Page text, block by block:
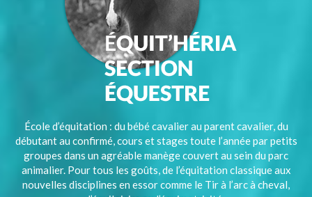
École d’équitation : du bébé cavalier au parent cavalier, du
débutant au confirmé, cours et stages toute l’année par petits
groupes dans un agréable manège couvert au sein du parc
animalier. Pour tous les goûts, de l’équitation classique aux
nouvelles disciplines en essor comme le Tir à l’arc à cheval,